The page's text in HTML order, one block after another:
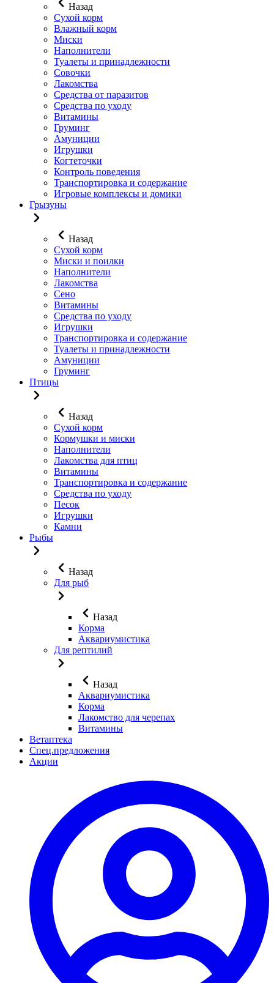
Назад
Сухой корм
Влажный корм
Миски
Наполнители
Туалеты и принадлежности
Совочки
Лакомства
Средства от паразитов
Средства по уходу
Витамины
Груминг
Амуниции
Игрушки
Когтеточки
Контроль поведения
Транспортировка и содержание
Игровые комплексы и домики
Грызуны
Назад
Сухой корм
Миски и поилки
Наполнители
Лакомства
Сено
Витамины
Средства по уходу
Игрушки
Транспортировка и содержание
Туалеты и принадлежности
Амуниции
Груминг
Птицы
Назад
Сухой корм
Кормушки и миски
Наполнители
Лакомства для птиц
Витамины
Транспортировка и содержание
Средства по уходу
Песок
Игрушки
Камни
Рыбы
Назад
Для рыб
Назад
Корма
Аквариумистика
Для рептилий
Назад
Аквариумистика
Корма
Лакомство для черепах
Витамины
Ветаптека
Спец.предложения
Акции